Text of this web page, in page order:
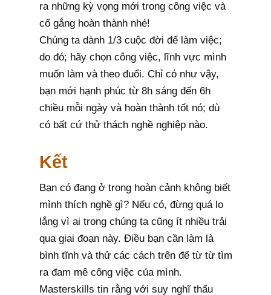
ra những kỳ vọng mới trong công việc và
cố gắng hoàn thành nhé!
Chúng ta dành 1/3 cuộc đời để làm việc;
do đó; hãy chọn công việc, lĩnh vực mình
muốn làm và theo đuổi. Chỉ có như vậy,
bạn mới hạnh phúc từ 8h sáng đến 6h
chiều mỗi ngày và hoàn thành tốt nó; dù
có bất cứ thử thách nghề nghiệp nào.
Kết
Bạn có đang ở trong hoàn cảnh không biết
mình thích nghề gì? Nếu có, đừng quá lo
lắng vì ai trong chúng ta cũng ít nhiều trải
qua giai đoạn này. Điều bạn cần làm là
bình tĩnh và thử các cách trên để từ từ tìm
ra đam mê công việc của mình.
Masterskills tin rằng với suy nghĩ thấu